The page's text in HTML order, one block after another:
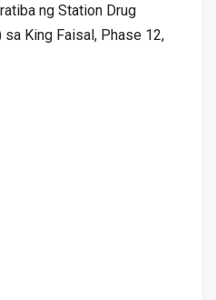
ng Station Drug
sa King Faisal, Phase 12,